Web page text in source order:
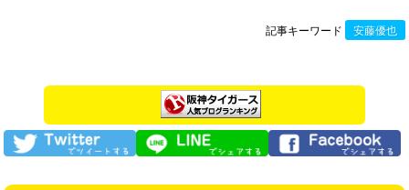
記事キーワード 安藤優也